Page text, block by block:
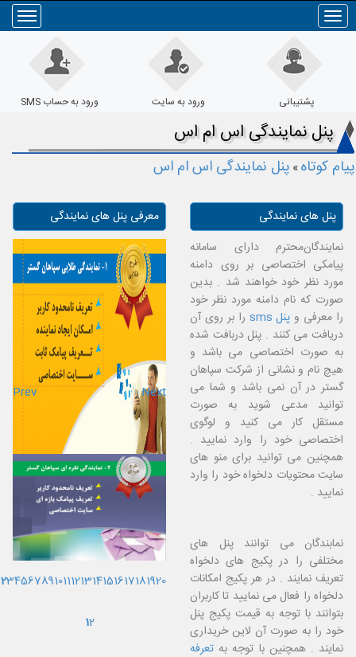
Toggle
navigation
پشتیبانی ورود به سایت ورود به حساب SMS
پنل نمایندگی اس ام اس
پیام کوتاه» پنل نمایندگی اس ام اس
پنل های نمایندگی
نمایندگانمحترم دارای سامانه
پیامکی اختصاصی بر روی دامنه
مورد نظر خود خواهند شد . بدین
صورت که نام دامنه مورد نظر خود
را معرفی و پنل sms
را بر روی آن
دریافت می کنند . پنل دربافت شده
به صورت اختصاصی می باشد و
هیچ نام و نشانی از شرکت سپاهان
گستر در آن نمی باشد و شما می
توانید مدعی شوید به صورت
مستقل کار می کنید و لوگوی
اختصاصی خود را وارد نمایید .
همچنین می توانید برای منو های
سایت محتویات دلخواه خود را وارد
نمایید .
نمابندگان می توانند پنل های
مختلفی را در پکیج های دلخواه
تعریف نمایند . در هر پکیج امکانات
دلخواه را فعال می نمایید تا کاربران
بتوانند با توجه به قیمت پکیج پنل
خود را به صورت آن لاین خریداری
نمایند . همچنین با توجه به تعرفه
معرفی پنل های نمایندگی
Prev Next
Prev Next
234567891011121314151617181920
12